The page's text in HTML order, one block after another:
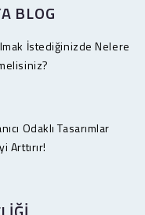
BLOG
İstediğinizde Nelere
Odaklı Tasarımlar
Arttırır!